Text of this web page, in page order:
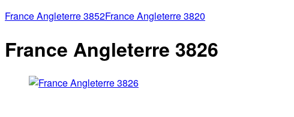
France Angleterre 3852France Angleterre 3820
France Angleterre 3826